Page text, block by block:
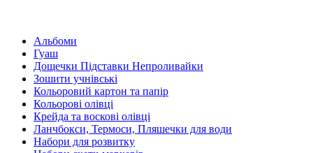
Альбоми
Гуаш
Дощечки Підставки Непроливайки
Зошити учнівські
Кольоровий картон та папір
Кольорові олівці
Крейда та воскові олівці
Ланчбокси, Термоси, Пляшечки для води
Набори для розвитку